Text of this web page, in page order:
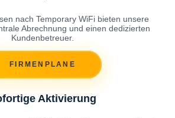
nach Temporary WiFi bieten unsere
Abrechnung und einen dedizierten
Kundenbetreuer.
FIRMENPLANE
Aktivierung